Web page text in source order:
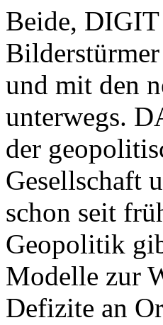
Beide,
und mit den
unterwegs.
der
Gesellschaft
schon seit
Geopolitik
Modelle zur
Defizite an